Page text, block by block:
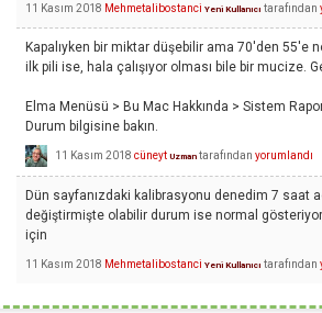
11 Kasım 2018 Mehmetalibostanci Yeni Kullanıcı tarafından
Kapalıyken bir miktar düşebilir ama 70'den 55'e
ilk pili ise, hala çalışıyor olması bile bir mucize.
Elma Menüsü > Bu Mac Hakkında > Sistem
Durum bilgisine bakın.
11 Kasım 2018 cüneyt Uzman tarafından yorumlandı
Dün sayfanızdaki kalibrasyonu denedim 7 saat
değiştirmişte olabilir durum ise normal
için
11 Kasım 2018 Mehmetalibostanci Yeni Kullanıcı tarafından